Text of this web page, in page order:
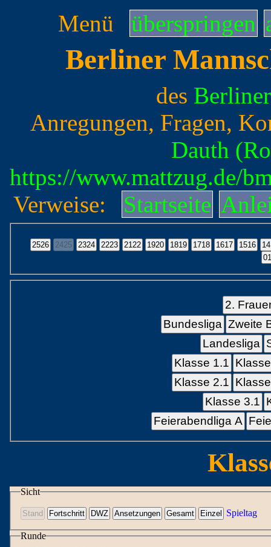
Menü überspringen
Berliner
des
Anregungen, Fragen,
Dauth
https://www.mattzug.de/
Verweise:
Startseite
2.
Bundesliga Zweite
Landesliga
Klasse 1.1
Klasse 2.1
Klasse 3.1
Feierabendliga A
Sicht
Spieltag
Runde